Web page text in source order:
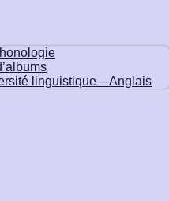
linguistique – Anglais